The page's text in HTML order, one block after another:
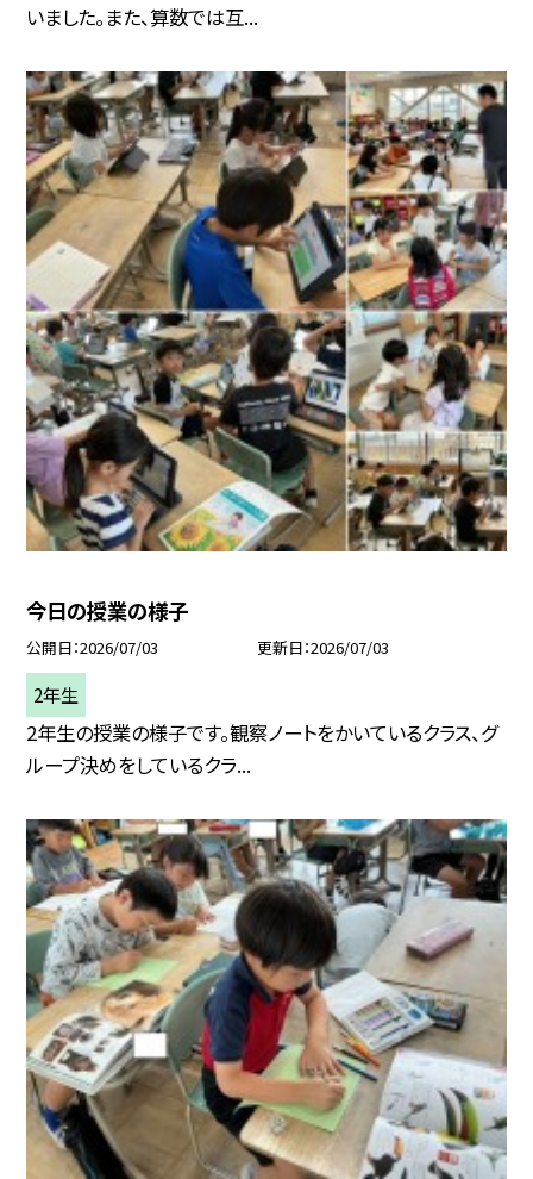
いました。また、算数では互...
今日の授業の様子
公開日 2026/07/03 更新日 2026/07/03
2年生
2年生の授業の様子です。観察ノートをかいているクラス、グ
ループ決めをしているクラ...